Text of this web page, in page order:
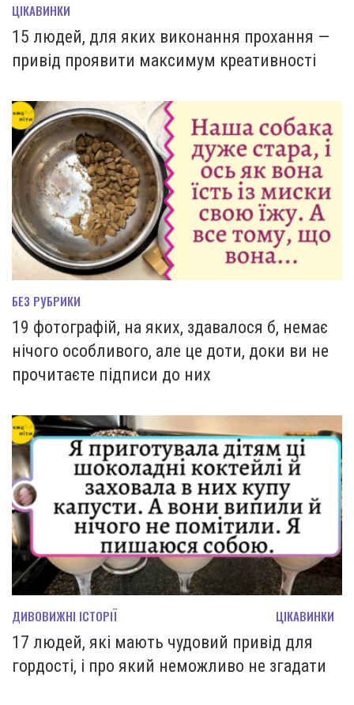
ЦІКАВИНКИ
15 людей, для яких виконання прохання —
привід проявити максимум креативності
БЕЗ РУБРИКИ
19 фотографій, на яких, здавалося б, немає
нічого особливого, але це доти, доки ви не
прочитаєте підписи до них
ДИВОВИЖНІ ІСТОРІЇ ЦІКАВИНКИ
17 людей, які мають чудовий привід для
гордості, і про який неможливо не згадати